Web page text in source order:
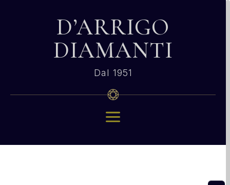
D’ARRIGO
DIAMANTI
Dal 1951
a